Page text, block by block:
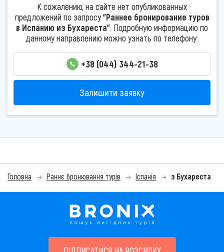
К сожалению, на сайте нет опубликованных
предложений по запросу"Раннее бронирование туров
в Испанию из Бухареста". Подробную информацию по
данному направлению можно узнать по телефону:
+38 (044) 344-21-38
Залишити заявку
Головна Раннє бронювання турів Іспанія з Бухареста